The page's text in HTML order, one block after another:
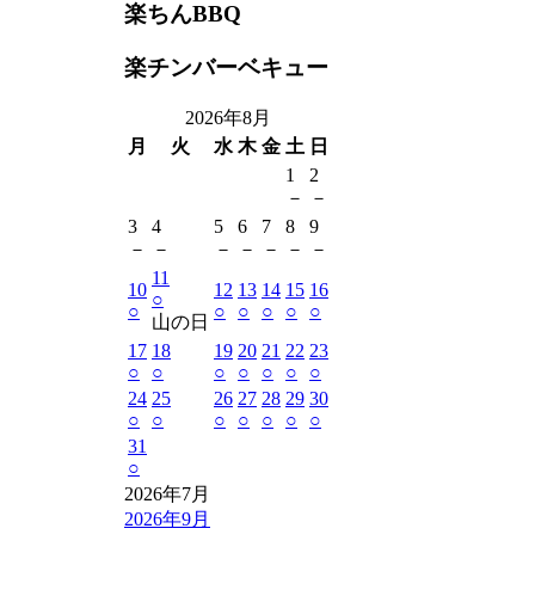
楽ちんBBQ
楽チンバーベキュー
2026年8月
月
火 水 木 金 土 日
1
－
2
－
3
－
4
－
5
－
6
－
7
－
8
－
9
－
10
○
11
○
山の日
12
○
13
○
14
○
15
○
16
○
17
○
18
○
19
○
20
○
21
○
22
○
23
○
24
○
25
○
26
○
27
○
28
○
29
○
30
○
31
○
2026年7月
2026年9月